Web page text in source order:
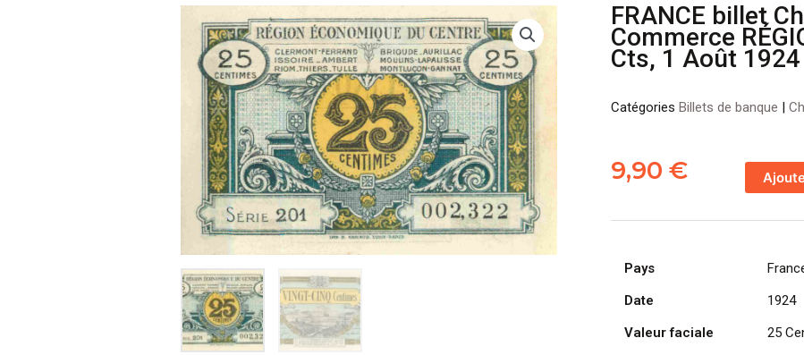
FRANCE billet
Commerce
Cts, 1 Août 1924
Catégories Billets de banque |
9,90 €
de
FRANCE
Chambre
Commerce
Pays
Date
1924
Valeur faciale
25